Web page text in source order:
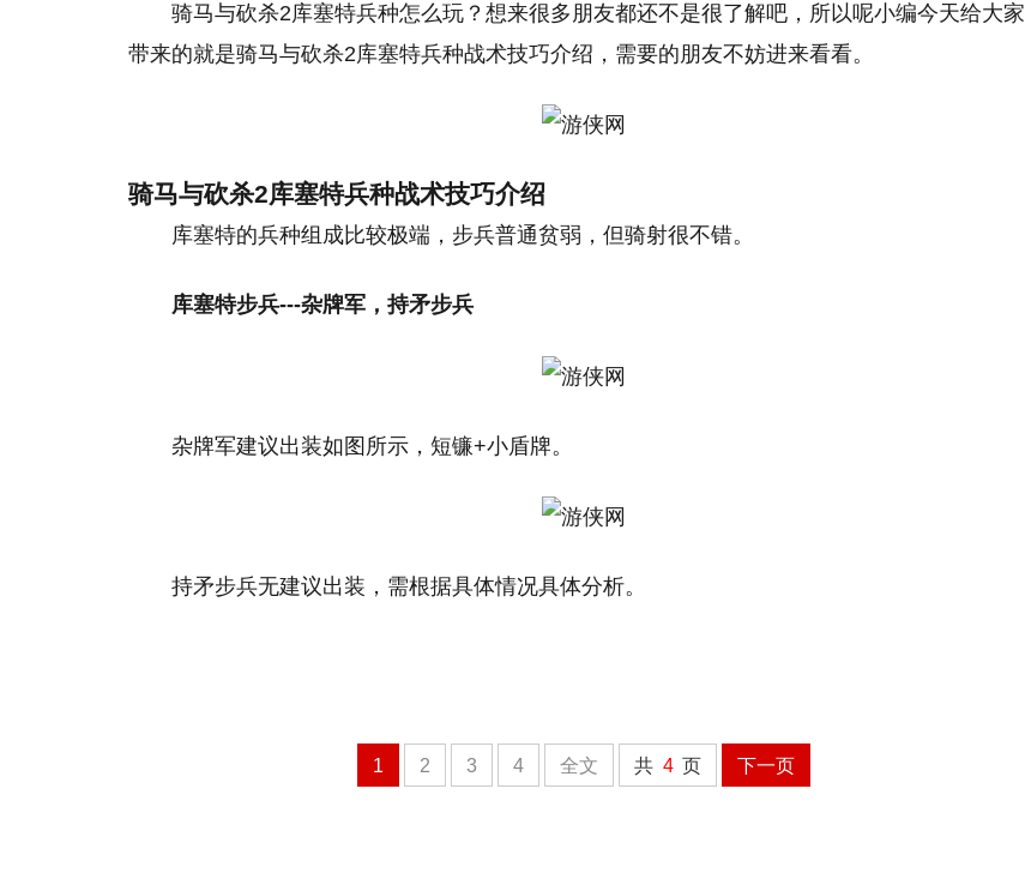
骑马与砍杀2库塞特兵种怎么玩？想来很多朋友都还不是很了解吧，所以呢小编今天给大家
带来的就是骑马与砍杀2库塞特兵种战术技巧介绍，需要的朋友不妨进来看看。
骑马与砍杀2库塞特兵种战术技巧介绍
库塞特的兵种组成比较极端，步兵普通贫弱，但骑射很不错。
库塞特步兵---杂牌军，持矛步兵
杂牌军建议出装如图所示，短镰+小盾牌。
持矛步兵无建议出装，需根据具体情况具体分析。
1 2 3 4 全文 共 4 页 下一页